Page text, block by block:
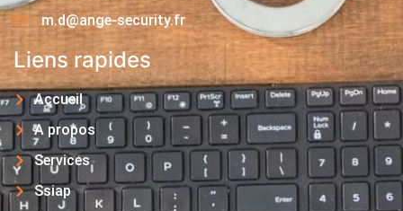
m.d@ange-security.fr
Liens rapides
Accueil
A propos
Services
Ssiap